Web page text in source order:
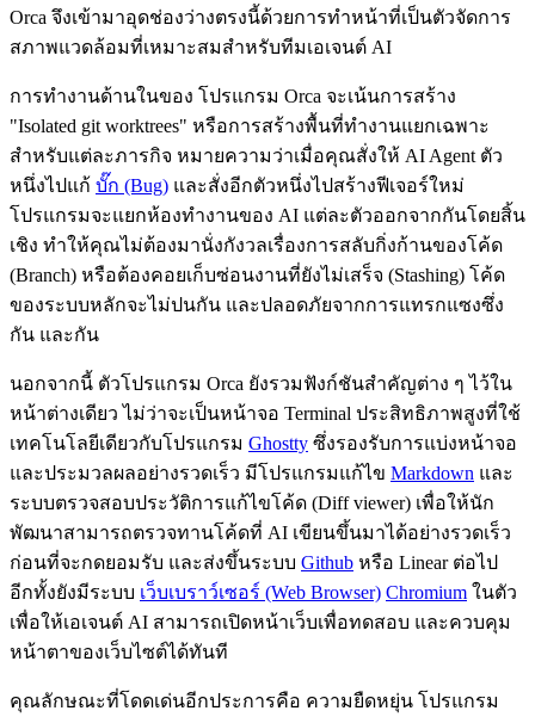
Orca จึงเข้ามาอุดช่องว่างตรงนี้ด้วยการทำหน้าที่เป็นตัวจัดการ
สภาพแวดล้อมที่เหมาะสมสำหรับทีมเอเจนต์ AI
การทำงานด้านในของ โปรแกรม Orca จะเน้นการสร้าง
"Isolated git worktrees" หรือการสร้างพื้นที่ทำงานแยกเฉพาะ
สำหรับแต่ละภารกิจ หมายความว่าเมื่อคุณสั่งให้ AI Agent ตัว
หนึ่งไปแก้ บั๊ก (Bug) และสั่งอีกตัวหนึ่งไปสร้างฟีเจอร์ใหม่
โปรแกรมจะแยกห้องทำงานของ AI แต่ละตัวออกจากกันโดยสิ้น
เชิง ทำให้คุณไม่ต้องมานั่งกังวลเรื่องการสลับกิ่งก้านของโค้ด
(Branch) หรือต้องคอยเก็บซ่อนงานที่ยังไม่เสร็จ (Stashing) โค้ด
ของระบบหลักจะไม่ปนกัน และปลอดภัยจากการแทรกแซงซึ่ง
กัน และกัน
นอกจากนี้ ตัวโปรแกรม Orca ยังรวมฟังก์ชันสำคัญต่าง ๆ ไว้ใน
หน้าต่างเดียว ไม่ว่าจะเป็นหน้าจอ Terminal ประสิทธิภาพสูงที่ใช้
เทคโนโลยีเดียวกับโปรแกรม Ghostty ซึ่งรองรับการแบ่งหน้าจอ
และประมวลผลอย่างรวดเร็ว มีโปรแกรมแก้ไข Markdown และ
ระบบตรวจสอบประวัติการแก้ไขโค้ด (Diff viewer) เพื่อให้นัก
พัฒนาสามารถตรวจทานโค้ดที่ AI เขียนขึ้นมาได้อย่างรวดเร็ว
ก่อนที่จะกดยอมรับ และส่งขึ้นระบบ Github หรือ Linear ต่อไป
อีกทั้งยังมีระบบ เว็บเบราว์เซอร์ (Web Browser) Chromium ในตัว
เพื่อให้เอเจนต์ AI สามารถเปิดหน้าเว็บเพื่อทดสอบ และควบคุม
หน้าตาของเว็บไซต์ได้ทันที
คุณลักษณะที่โดดเด่นอีกประการคือ ความยืดหยุ่น โปรแกรม